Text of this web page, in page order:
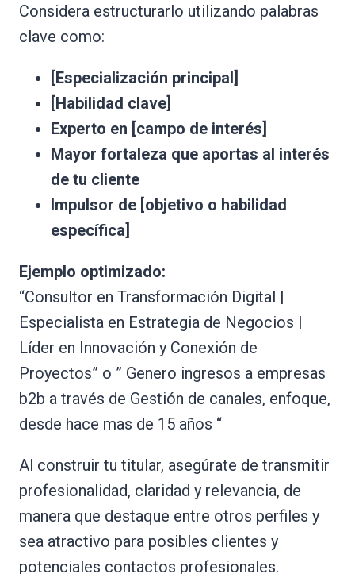
Considera estructurarlo utilizando palabras
clave como:
[Especialización principal]
[Habilidad clave]
Experto en [campo de interés]
Mayor fortaleza que aportas al interés
de tu cliente
Impulsor de [objetivo o habilidad
específica]
Ejemplo optimizado:
“Consultor en Transformación Digital |
Especialista en Estrategia de Negocios |
Líder en Innovación y Conexión de
Proyectos” o ” Genero ingresos a empresas
b2b a través de Gestión de canales, enfoque,
desde hace mas de 15 años “
Al construir tu titular, asegúrate de transmitir
profesionalidad, claridad y relevancia, de
manera que destaque entre otros perfiles y
sea atractivo para posibles clientes y
potenciales contactos profesionales.